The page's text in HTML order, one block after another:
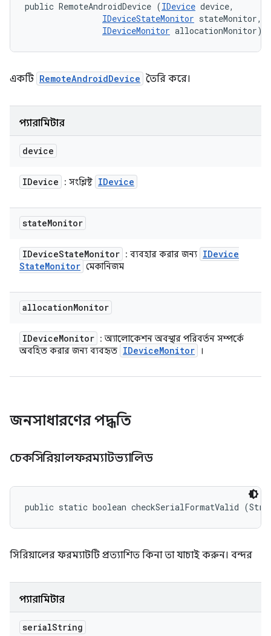
public RemoteAndroidDevice (IDevice device,
IDeviceStateMonitor stateMonitor,
IDeviceMonitor allocationMonitor)
একটি RemoteAndroidDevice তৈরি করে।
প্যারামিটার
device
IDevice : সংশ্লিষ্ট IDevice
stateMonitor
IDeviceStateMonitor : ব্যবহার করার জন্য IDevice
StateMonitor মেকানিজম
allocationMonitor
IDeviceMonitor : অ্যালোকেশন অবস্থার পরিবর্তন সম্পর্কে
অবহিত করার জন্য ব্যবহৃত IDeviceMonitor ।
জনসাধারণের পদ্ধতি
চেকসিরিয়ালফরম্যাটভ্যালিড
public static boolean checkSerialFormatValid
সিরিয়ালের ফরম্যাটটি প্রত্যাশিত কিনা তা যাচাই করুন। বন্দর
প্যারামিটার
serialString